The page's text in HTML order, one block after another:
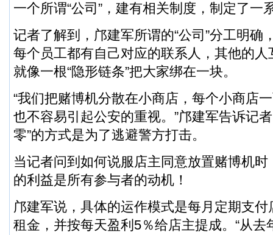
一个所谓“公司”，建有相关制度，制定了一
记者了解到，邝建军所谓的“公司”分工明确
每个员工都有自己对应的联系人，其他的
就像一根“隐形链条”把大家绑在一块。
“我们把赌博机分散在小商店，每个小商店
也不容易引起公安的重视。”邝建军告诉记
零”的方式是为了逃避警方打击。
当记者问到如何说服店主同意放置赌博机
的利益是所有参与者的动机！
邝建军说，具体的运作模式是每月定期支
租金，并按每天盈利5％给店主提成。“从去